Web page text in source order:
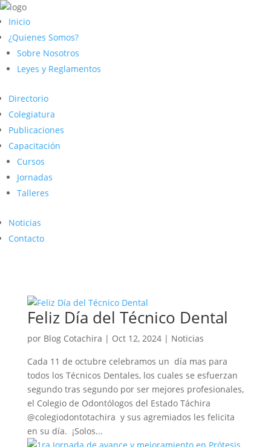
Inicio
¿Quienes Somos?
Sobre Nosotros
Leyes y Reglamentos
Directorio
Colegiatura
Publicaciones
Capacitación
Cursos
Jornadas
Talleres
Noticias
Contacto
Feliz Día del Técnico Dental
por Blog Cotachira | Oct 12, 2024| Noticias
Cada 11 de octubre celebramos un día mas para
todos los Técnicos Dentales, los cuales se esfuerzan
segundo tras segundo por ser mejores profesionales,
el Colegio de Odontólogos del Estado Táchira
@colegiodontotachira y sus agremiados les felicita
en su día. ¡Solos...